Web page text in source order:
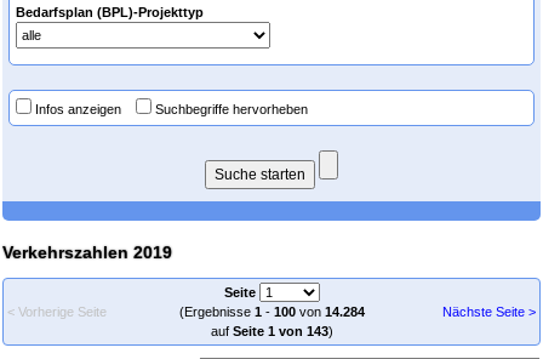
Bedarfsplan (BPL)-Projekttyp
Infos anzeigen Suchbegriffe hervorheben
Verkehrszahlen 2019
< Vorherige Seite
Seite
(Ergebnisse 1- 100von 14.284
auf Seite 1 von 143)
Nächste Seite >